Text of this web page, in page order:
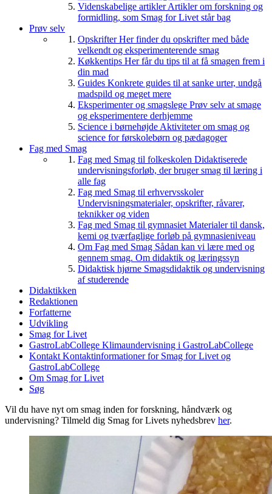
Videnskabelige artiklerArtikler om forskning og
formidling, som Smag for Livet står bag
Prøv selv
OpskrifterHer finder du opskrifter med både
velkendt og eksperimenterende smag
Køkkentips Her får du tips til at få smagen frem i
din mad
Guides Konkrete guides til at sanke urter, undgå
madspild og meget mere
Eksperimenter og smagslege Prøv selv at smage
og eksperimentere derhjemme
Science i børnehøjde Aktiviteter om smag og
science for førskolebørn og pædagoger
Fag med Smag
Fag med Smag til folkeskolen Didaktiserede
undervisningsforløb, der bruger smag til læring i
alle fag
Fag med Smag til erhvervsskoler
Undervisningsmaterialer, opskrifter, råvarer,
teknikker og viden
Fag med Smag til gymnasiet Materialer til dansk,
kemi og tværfaglige forløb på gymnasieniveau
Om Fag med Smag Sådan kan vi lære med og
gennem smag. Om didaktik og læringssyn
Didaktisk hjørne Smagsdidaktik og undervisning
af studerende
Didaktikken
Redaktionen
Forfatterne
Udvikling
Smag for Livet
GastroLabCollege Klimaundervisning i GastroLabCollege
Kontakt Kontaktinformationer for Smag for Livet og
GastroLabCollege
Om Smag for Livet
Søg
Vil du have nyt om smag inden for forskning, håndværk og
undervisning? Tilmeld dig Smag for Livets nyhedsbrev her.